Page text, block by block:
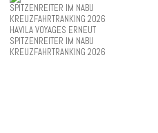
HAVILA VOYAGES ERNEUT
SPITZENREITER IM NABU
KREUZFAHRTRANKING 2026